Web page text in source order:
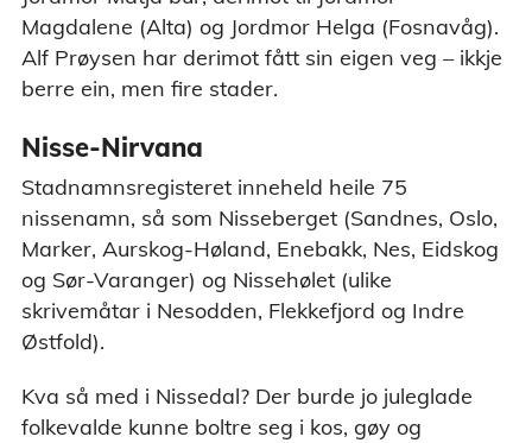
Magdalene (Alta) og Jordmor Helga (Fosnavåg).
Alf Prøysen har derimot fått sin eigen veg – ikkje
berre ein, men fire stader.
Nisse-Nirvana
Stadnamnsregisteret inneheld heile 75
nissenamn, så som Nisseberget (Sandnes, Oslo,
Marker, Aurskog-Høland, Enebakk, Nes, Eidskog
og Sør-Varanger) og Nissehølet (ulike
skrivemåtar i Nesodden, Flekkefjord og Indre
Østfold).
Kva så med i Nissedal? Der burde jo juleglade
folkevalde kunne boltre seg i kos, gøy og